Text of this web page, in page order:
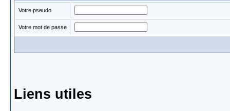
Votre pseudo
Votre mot de passe
Liens utiles